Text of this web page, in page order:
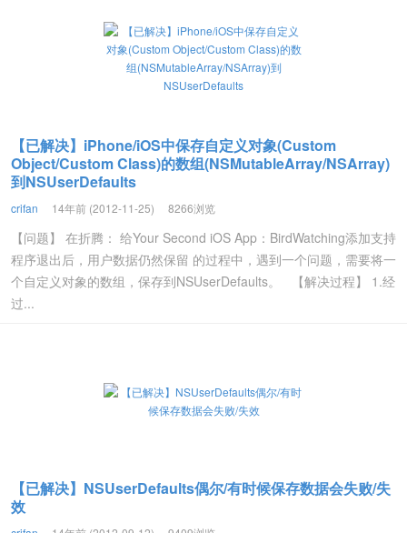
【已解决】iPhone/iOS中保存自定义对象(Custom
Object/Custom Class)的数组(NSMutableArray/NSArray)
到NSUserDefaults
crifan 14年前 (2012-11-25) 8266浏览
【问题】 在折腾： 给Your Second iOS App：BirdWatching添加支持
程序退出后，用户数据仍然保留 的过程中，遇到一个问题，需要将一
个自定义对象的数组，保存到NSUserDefaults。 【解决过程】 1.经
过...
【已解决】NSUserDefaults偶尔/有时候保存数据会失败/失
效